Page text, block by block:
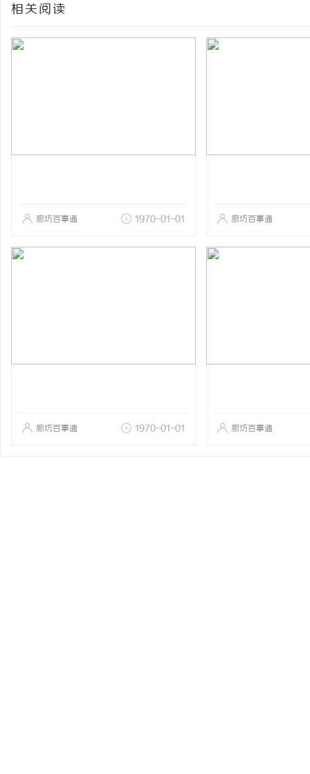
相关阅读
廊坊百事通 1970-01-01 廊坊百事通
廊坊百事通 1970-01-01 廊坊百事通